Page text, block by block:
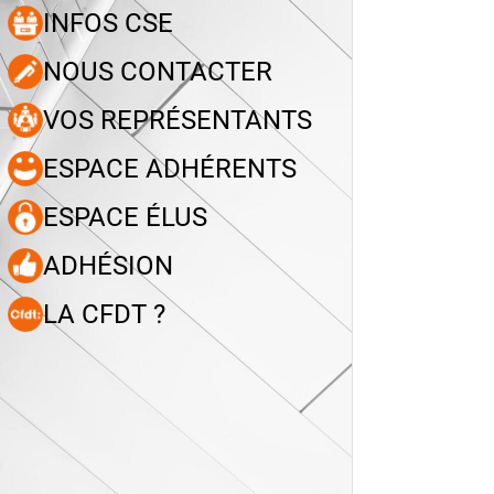
INFOS CSE
NOUS CONTACTER
VOS REPRÉSENTANTS
ESPACE ADHÉRENTS
ESPACE ÉLUS
ADHÉSION
LA CFDT ?